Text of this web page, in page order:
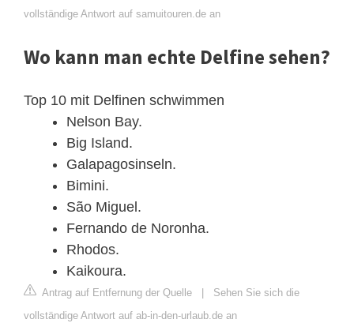
vollständige Antwort auf samuitouren.de an
Wo kann man echte Delfine sehen?
Top 10 mit Delfinen schwimmen
Nelson Bay.
Big Island.
Galapagosinseln.
Bimini.
São Miguel.
Fernando de Noronha.
Rhodos.
Kaikoura.
Antrag auf Entfernung der Quelle
Sehen Sie sich die
vollständige Antwort auf ab-in-den-urlaub.de an